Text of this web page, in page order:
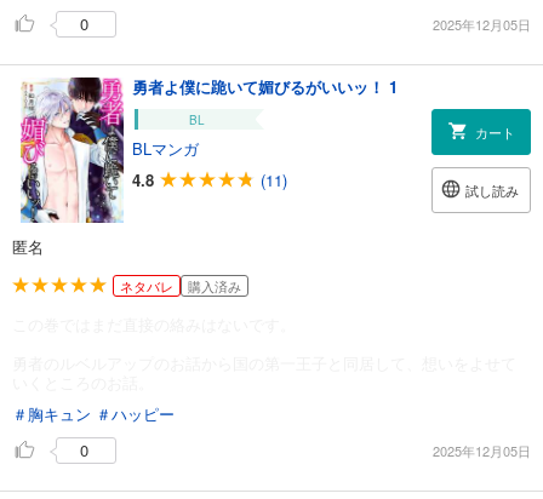
0
2025年12月05日
勇者よ僕に跪いて媚びるがいいッ！ 1
BL
BLマンガ
4.8
(11)
カート
試し読み
匿名
ネタバレ 購入済み
＃胸キュン ＃ハッピー
0
2025年12月05日